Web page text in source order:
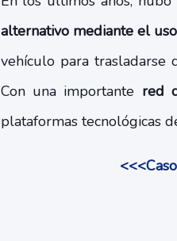
alternativo mediante el
vehículo para trasladarse
Con una importante red
plataformas tecnológicas